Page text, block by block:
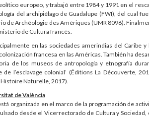
europeo, y trabajó entre 1984 y 1991 en el
del archipiélago de Guadalupe (FWI), del cual
de Archéologie des Amériques (UMR 8096).
de Cultura francés.
en las sociedades amerindias del Caribe
francesa en las Américas. También ha
de los museos de antropología y etnografía
de l’esclavage colonial’ (Éditions La Découverte,
Naturelle, 2017).
de València
organizada en el marco de la programación de
desde el Vicerrectorado de Cultura y